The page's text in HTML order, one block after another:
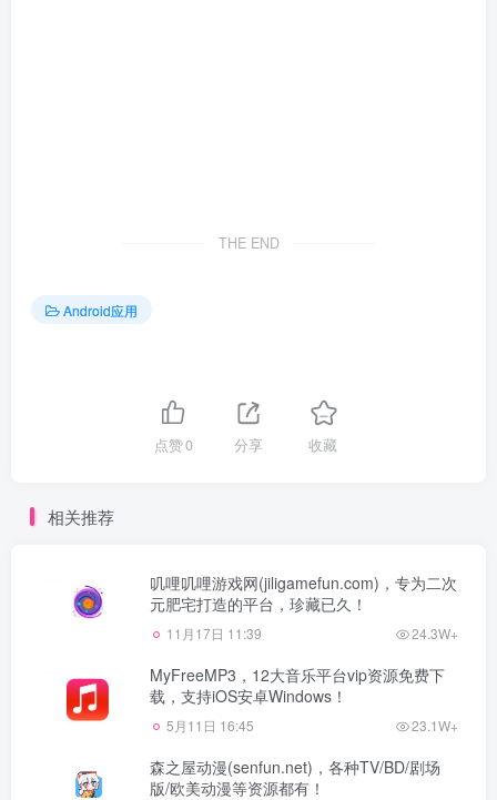
THE END
Android应用
点赞0 分享 收藏
相关推荐
叽哩叽哩游戏网(jiligamefun.com)，专为二次
元肥宅打造的平台，珍藏已久！
11月17日 11:39 24.3W+
MyFreeMP3，12大音乐平台vip资源免费下
载，支持iOS安卓Windows！
5月11日 16:45 23.1W+
森之屋动漫(senfun.net)，各种TV/BD/剧场
版/欧美动漫等资源都有！